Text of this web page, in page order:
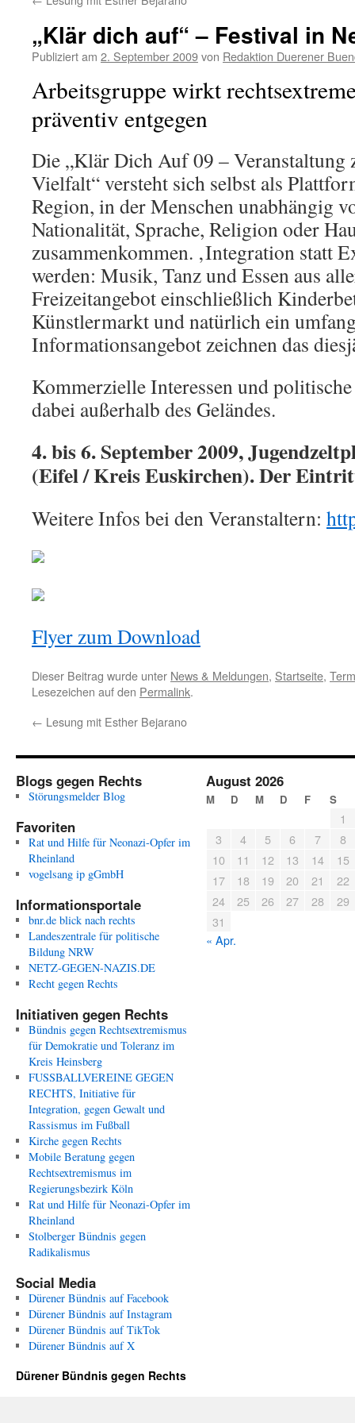
„Klär dich auf“ – Festival in
Publiziert am 2. September 2009von Redaktion Duerener
Arbeitsgruppe wirkt
präventiv entgegen
Die „Klär Dich Auf 09 –
Vielfalt“ versteht sich selbst als
Region, in der Menschen unabhängig
Nationalität, Sprache, Religion oder
zusammenkommen. ‚Integration statt
werden: Musik, Tanz und Essen aus
Freizeitangebot einschließlich
Künstlermarkt und natürlich ein
Informationsangebot zeichnen das
Kommerzielle Interessen und
dabei außerhalb des Geländes.
4. bis 6. September 2009,
(Eifel / Kreis Euskirchen). Der
Weitere Infos bei den Veranstaltern:
Flyer zum Download
Dieser Beitrag wurde unter News & Meldungen, Startseite,
Lesezeichen auf den Permalink.
← Lesung mit Esther Bejarano
Blogs gegen Rechts
Störungsmelder Blog
Favoriten
Rat und Hilfe für Neonazi-Opfer im
Rheinland
vogelsang ip gGmbH
Informationsportale
bnr.de blick nach rechts
Landeszentrale für politische
Bildung NRW
NETZ-GEGEN-NAZIS.DE
Recht gegen Rechts
Initiativen gegen Rechts
Bündnis gegen Rechtsextremismus
für Demokratie und Toleranz im
Kreis Heinsberg
FUSSBALLVEREINE GEGEN
RECHTS, Initiative für
Integration, gegen Gewalt und
Rassismus im Fußball
Kirche gegen Rechts
Mobile Beratung gegen
Rechtsextremismus im
Regierungsbezirk Köln
Rat und Hilfe für Neonazi-Opfer im
Rheinland
Stolberger Bündnis gegen
Radikalismus
Social Media
Dürener Bündnis auf Facebook
Dürener Bündnis auf Instagram
Dürener Bündnis auf TikTok
Dürener Bündnis auf X
August 2026
M D M D F S
1
3
4 5 6 7
8
10
11 12 13 14
15
17
18 19 20 21
22
24
25 26 27 28
29
31
« Apr.
Dürener Bündnis gegen Rechts